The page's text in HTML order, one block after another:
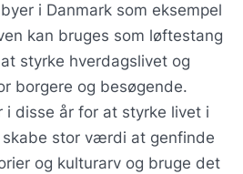
i Danmark som eksempel
kan bruges som løftestang
styrke hverdagslivet og
borgere og besøgende.
i disse år for at styrke livet i
stor værdi at genfinde
og kulturarv og bruge det